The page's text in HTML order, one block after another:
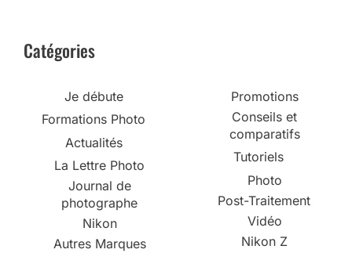
Catégories
Je débute
Formations Photo
Actualités
La Lettre Photo
Journal de
photographe
Nikon
Autres Marques
Promotions
Conseils et
comparatifs
Tutoriels
Photo
Post-Traitement
Vidéo
Nikon Z